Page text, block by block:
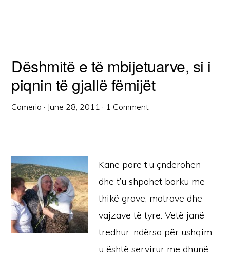
Dëshmitë e të mbijetuarve, si i
piqnin të gjallë fëmijët
Cameria · June 28, 2011 · 1 Comment
Kanë parë t’u çnderohen
dhe t’u shpohet barku me
thikë grave, motrave dhe
vajzave të tyre. Vetë janë
tredhur, ndërsa për ushqim
u është servirur me dhunë